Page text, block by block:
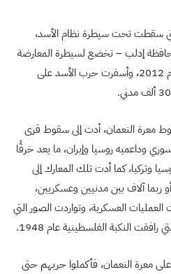
سقطت تحت سيطرة نظام الأسد،
إدلب – تخضع لسيطرة المعارضة
السورية منذ تشرين أول/ أكتوبر عام 2012، وأسفرت حرب الأسد على
معرة النعمان، أدت إلى سقوط قرى
وداعميه روسيا وإيران، ما يعد خرقًا
وتركيا، كما أدت تلك المعارك إلى
ربما آلاف بين مدنيين وعسكريين،
العمليات العسكرية، وتواردت الصور التي
النكبة الفلسطينية عام 1948.
معرة النعمان، فأكملوا حربهم حتى